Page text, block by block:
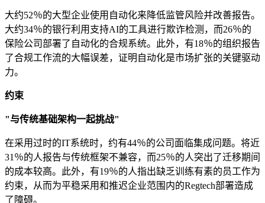
大约52％的大型企业使用自动化来降低监管风险并改善报告。
大约34％的银行利用支持AI的工具进行欺诈检测，而26％的
保险公司部署了自动化的合规系统。此外，有18％的组织报告
了合规工作流的大幅误差，证明自动化是市场扩张的关键驱动
力。
约束
"与传统基础架构一起挑战"
在采用过时的IT系统时，约有44％的公司面临集成问题。将近
31％的人报告与传统框架不兼容，而25％的人突出了迁移期间
的成本较高。此外，有19％的人指出缺乏训练有素的员工作为
约束，从而为平稳采用和推迟企业范围内的Regtech部署造成
了障碍。